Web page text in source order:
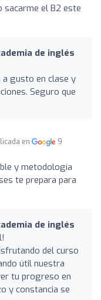
sacarme el B2 este
de inglés
a gusto en clase y
Seguro que
en
9
y metodología
te prepara para
de inglés
del curso
útil nuestra
tu progreso en
y constancia se